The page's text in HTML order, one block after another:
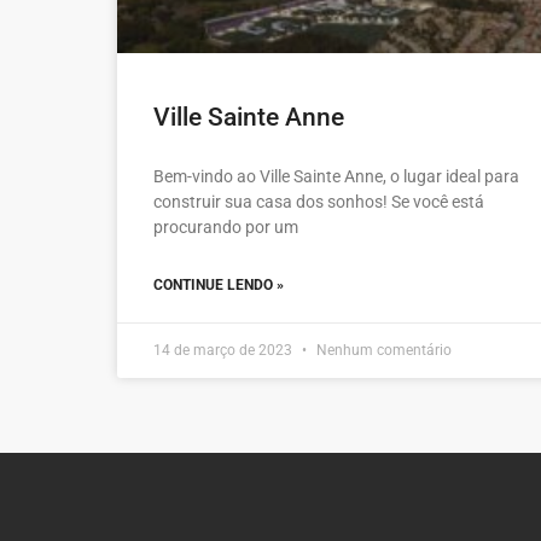
Ville Sainte Anne
Bem-vindo ao Ville Sainte Anne, o lugar ideal para
construir sua casa dos sonhos! Se você está
procurando por um
CONTINUE LENDO »
14 de março de 2023 Nenhum comentário